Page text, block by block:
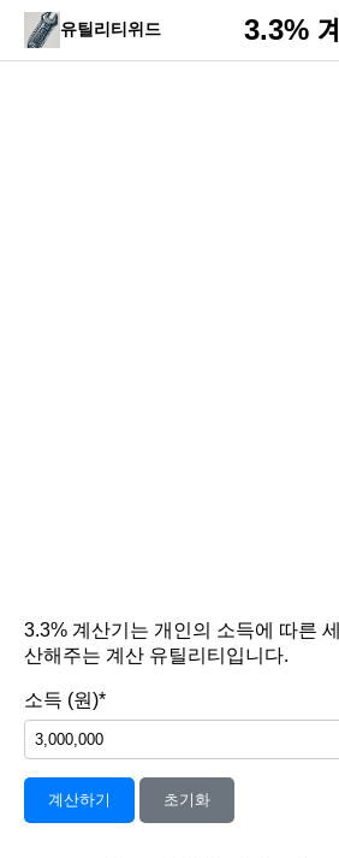
유틸리티위드 3.3%
3.3% 계산기는 개인의 소득에 따른
산해주는 계산 유틸리티입니다.
소득 (원)*
계산하기 초기화